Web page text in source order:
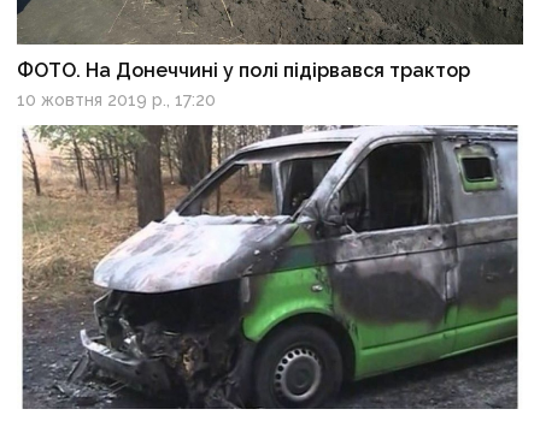
ФОТО. На Донеччині у полі підірвався трактор
10 жовтня 2019 р., 17:20